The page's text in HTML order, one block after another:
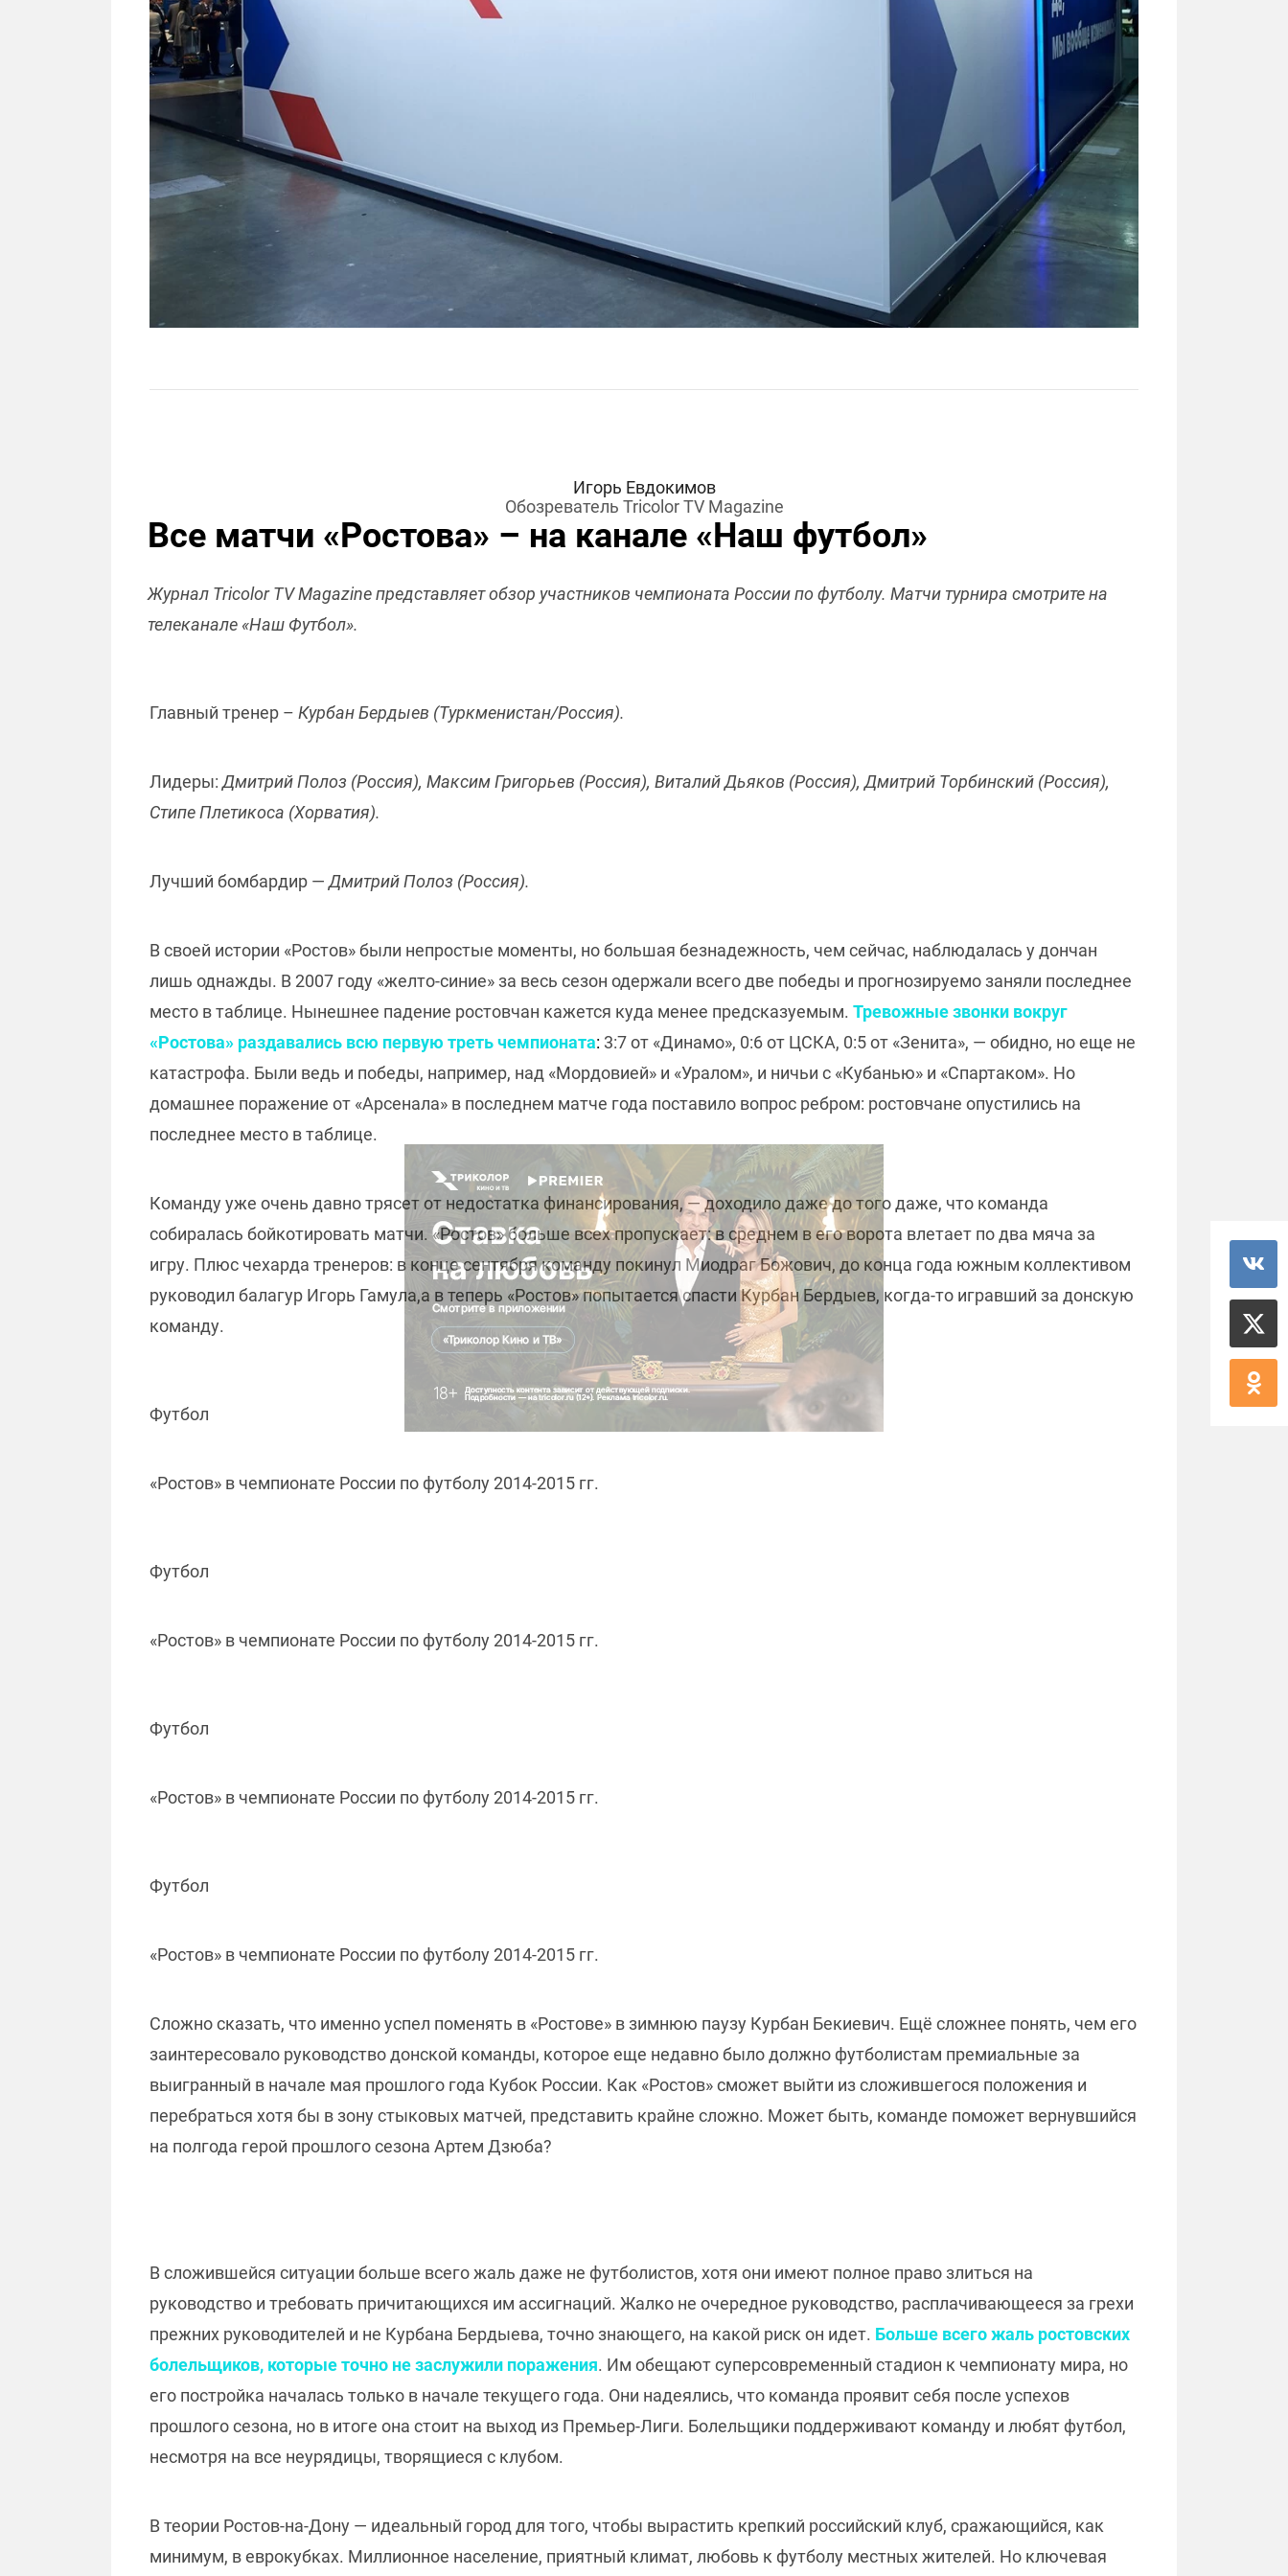
Игорь Евдокимов
Обозреватель Tricolor TV Magazine
Все матчи «Ростова» – на канале «Наш футбол»
Журнал Tricolor TV Magazine представляет обзор участников чемпионата России по футболу. Матчи турнира смотрите на
телеканале «Наш Футбол».
Главный тренер – Курбан Бердыев (Туркменистан/Россия).
Лидеры: Дмитрий Полоз (Россия), Максим Григорьев (Россия), Виталий Дьяков (Россия), Дмитрий Торбинский (Россия),
Стипе Плетикоса (Хорватия).
Лучший бомбардир — Дмитрий Полоз (Россия).
В своей истории «Ростов» были непростые моменты, но большая безнадежность, чем сейчас, наблюдалась у дончан
лишь однажды. В 2007 году «желто-синие» за весь сезон одержали всего две победы и прогнозируемо заняли последнее
место в таблице. Нынешнее падение ростовчан кажется куда менее предсказуемым. Тревожные звонки вокруг
«Ростова» раздавались всю первую треть чемпионата: 3:7 от «Динамо», 0:6 от ЦСКА, 0:5 от «Зенита», — обидно, но еще не
катастрофа. Были ведь и победы, например, над «Мордовией» и «Уралом», и ничьи с «Кубанью» и «Спартаком». Но
домашнее поражение от «Арсенала» в последнем матче года поставило вопрос ребром: ростовчане опустились на
последнее место в таблице.
Команду уже очень давно трясет от недостатка финансирования, — доходило даже до того даже, что команда
собиралась бойкотировать матчи. «Ростов» больше всех пропускает: в среднем в его ворота влетает по два мяча за
игру. Плюс чехарда тренеров: в конце сентября команду покинул Миодраг Божович, до конца года южным коллективом
руководил балагур Игорь Гамула,а в теперь «Ростов» попытается спасти Курбан Бердыев, когда-то игравший за донскую
команду.
Футбол
«Ростов» в чемпионате России по футболу 2014-2015 гг.
Футбол
«Ростов» в чемпионате России по футболу 2014-2015 гг.
Футбол
«Ростов» в чемпионате России по футболу 2014-2015 гг.
Футбол
«Ростов» в чемпионате России по футболу 2014-2015 гг.
Сложно сказать, что именно успел поменять в «Ростове» в зимнюю паузу Курбан Бекиевич. Ещё сложнее понять, чем его
заинтересовало руководство донской команды, которое еще недавно было должно футболистам премиальные за
выигранный в начале мая прошлого года Кубок России. Как «Ростов» сможет выйти из сложившегося положения и
перебраться хотя бы в зону стыковых матчей, представить крайне сложно. Может быть, команде поможет вернувшийся
на полгода герой прошлого сезона Артем Дзюба?
В сложившейся ситуации больше всего жаль даже не футболистов, хотя они имеют полное право злиться на
руководство и требовать причитающихся им ассигнаций. Жалко не очередное руководство, расплачивающееся за грехи
прежних руководителей и не Курбана Бердыева, точно знающего, на какой риск он идет. Больше всего жаль ростовских
болельщиков, которые точно не заслужили поражения. Им обещают суперсовременный стадион к чемпионату мира, но
его постройка началась только в начале текущего года. Они надеялись, что команда проявит себя после успехов
прошлого сезона, но в итоге она стоит на выход из Премьер-Лиги. Болельщики поддерживают команду и любят футбол,
несмотря на все неурядицы, творящиеся с клубом.
В теории Ростов-на-Дону — идеальный город для того, чтобы вырастить крепкий российский клуб, сражающийся, как
минимум, в еврокубках. Миллионное население, приятный климат, любовь к футболу местных жителей. Но ключевая